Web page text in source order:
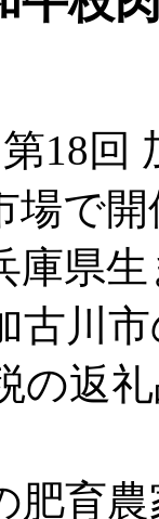
18
場で
庫県
古川
の返
肥育